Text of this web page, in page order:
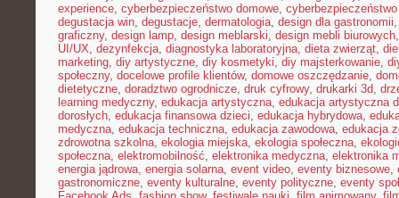
experience, cyberbezpieczeństwo domowe,
degustacja win, degustacje, dermatologia, design dla gastronomii
graficzny, design lamp, design meblarski, design mebli biurowych
UI/UX, dezynfekcja, diagnostyka laboratoryjna, dieta zwierząt,
marketing, diy artystyczne, diy kosmetyki, diy majsterkowanie,
społeczny, docelowe profile klientów, domowe oszczędzanie,
dietetyczne, doradztwo ogrodnicze, druk cyfrowy, drukarki 3d,
learning medyczny, edukacja artystyczna, edukacja artystyczna
dorosłych, edukacja finansowa dzieci, edukacja hybrydowa,
medyczna, edukacja techniczna, edukacja zawodowa, edukacja
zdrowotna szkolna, ekologia miejska, ekologia społeczna,
społeczna, elektromobilność, elektronika medyczna, elektronika
energia jądrowa, energia solarna, event video, eventy biznesowe,
gastronomiczne, eventy kulturalne, eventy polityczne, eventy